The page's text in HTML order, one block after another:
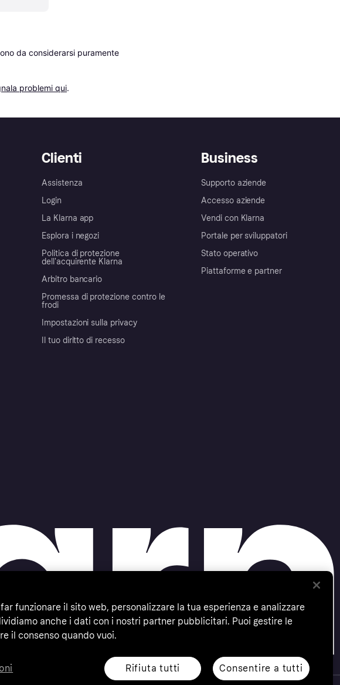
da considerarsi puramente
problemi qui.
Clienti
Assistenza
Login
La Klarna app
Esplora i negozi
Politica di protezione
dell'acquirente Klarna
Arbitro bancario
Promessa di protezione contro le
frodi
Impostazioni sulla privacy
Il tuo diritto di recesso
Business
Supporto aziende
Accesso aziende
Vendi con Klarna
Portale per sviluppatori
Stato operativo
Piattaforme e partner
funzionare il sito web, personalizzare la tua esperienza e analizzare
anche i dati con i nostri partner pubblicitari. Puoi gestire le
il consenso quando vuoi.
Rifiuta tutti Consentire a tutti